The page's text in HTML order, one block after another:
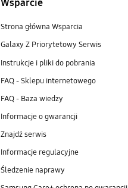
Strona główna Wsparcia
Galaxy Z Priorytetowy Serwis
Instrukcje i pliki do pobrania
FAQ - Sklepu internetowego
FAQ - Baza wiedzy
Informacje o gwarancji
Znajdź serwis
Informacje regulacyjne
Śledzenie naprawy